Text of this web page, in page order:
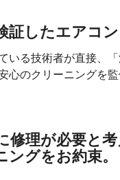
証したエアコ
いる技術者が直接、
心のクリーニングを監
修理が必要と
グをお約束。